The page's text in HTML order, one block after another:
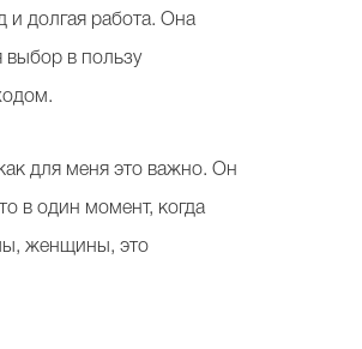
и долгая работа. Она
выбор в пользу
для меня это важно. Он
в один момент, когда
женщины, это